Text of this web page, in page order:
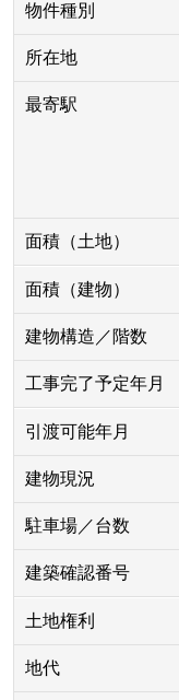
物件種別
所在地
最寄駅
面積（土地）
面積（建物）
建物構造／階数
工事完了予定年月
引渡可能年月
建物現況
駐車場／台数
建築確認番号
土地権利
地代